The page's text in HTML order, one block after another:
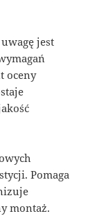
jest
oceny
Pomaga
montaż.